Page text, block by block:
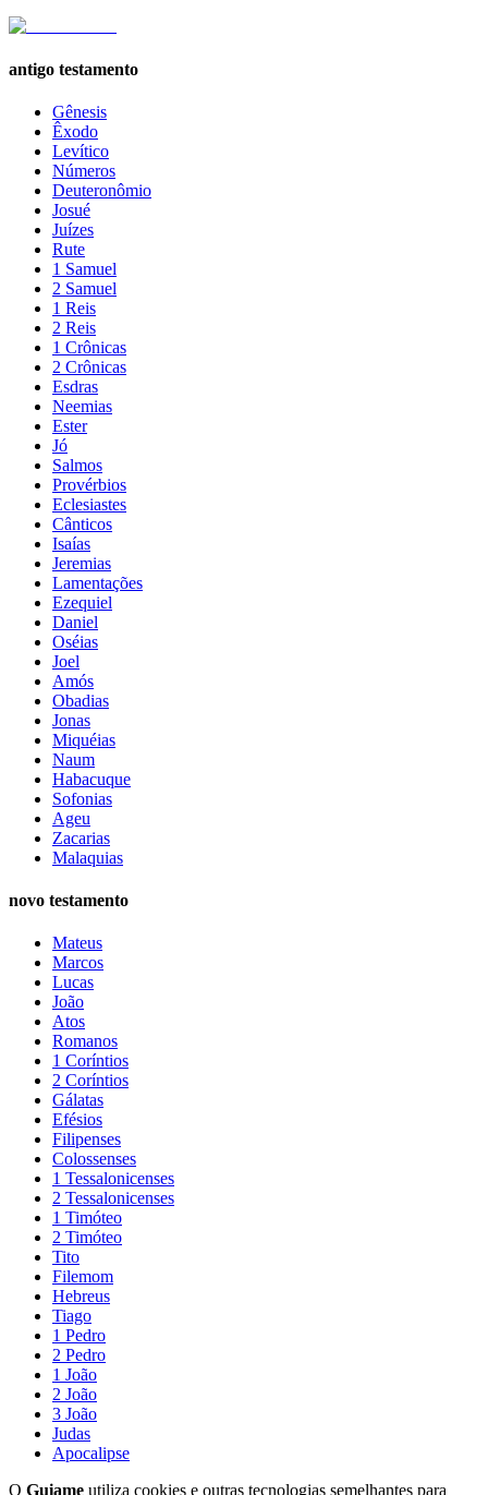
antigo testamento
Gênesis
Êxodo
Levítico
Números
Deuteronômio
Josué
Juízes
Rute
1 Samuel
2 Samuel
1 Reis
2 Reis
1 Crônicas
2 Crônicas
Esdras
Neemias
Ester
Jó
Salmos
Provérbios
Eclesiastes
Cânticos
Isaías
Jeremias
Lamentações
Ezequiel
Daniel
Oséias
Joel
Amós
Obadias
Jonas
Miquéias
Naum
Habacuque
Sofonias
Ageu
Zacarias
Malaquias
novo testamento
Mateus
Marcos
Lucas
João
Atos
Romanos
1 Coríntios
2 Coríntios
Gálatas
Efésios
Filipenses
Colossenses
1 Tessalonicenses
2 Tessalonicenses
1 Timóteo
2 Timóteo
Tito
Filemom
Hebreus
Tiago
1 Pedro
2 Pedro
1 João
2 João
3 João
Judas
Apocalipse
O Guiame utiliza cookies e outras tecnologias semelhantes para